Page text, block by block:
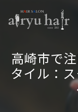
高崎市で
タイル：